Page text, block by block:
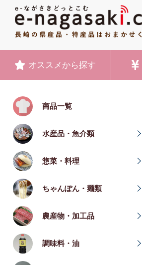
オススメ から探す
商品一覧
水産品・魚介類
惣菜・料理
ちゃんぽん・麺類
農産物・加工品
調味料・油